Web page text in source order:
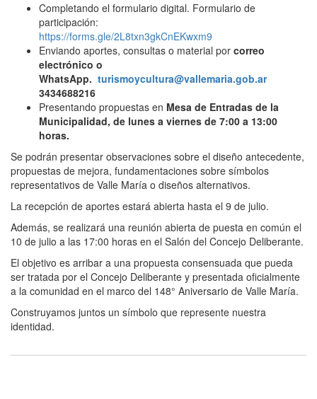
Completando el formulario digital. Formulario de
participación:
https://forms.gle/2L8txn3gkCnEKwxm9
Enviando aportes, consultas o material por correo
electrónico o
WhatsApp. turismoycultura@vallemaria.gob.ar
3434688216
Presentando propuestas en Mesa de Entradas de la
Municipalidad, de lunes a viernes de 7:00 a 13:00
horas.
Se podrán presentar observaciones sobre el diseño antecedente,
propuestas de mejora, fundamentaciones sobre símbolos
representativos de Valle María o diseños alternativos.
La recepción de aportes estará abierta hasta el 9 de julio.
Además, se realizará una reunión abierta de puesta en común el
10 de julio a las 17:00 horas en el Salón del Concejo Deliberante.
El objetivo es arribar a una propuesta consensuada que pueda
ser tratada por el Concejo Deliberante y presentada oficialmente
a la comunidad en el marco del 148° Aniversario de Valle María.
Construyamos juntos un símbolo que represente nuestra
identidad.